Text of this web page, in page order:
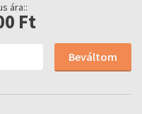
ára::
Ft
Beváltom